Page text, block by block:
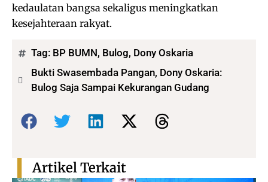
kedaulatan bangsa sekaligus meningkatkan
kesejahteraan rakyat.
Tag: BP BUMN, Bulog, Dony Oskaria
Bukti Swasembada Pangan, Dony Oskaria:
Bulog Saja Sampai Kekurangan Gudang
Bagikan:
Artikel Terkait